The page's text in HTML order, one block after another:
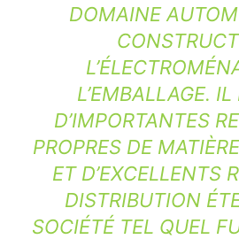
DOMAINE
L’EMBALLAGE.
D’IMPORTANTES
PROPRES DE
ET D’EXCELLENTS
DISTRIBUTION
SOCIÉTÉ TEL QUEL